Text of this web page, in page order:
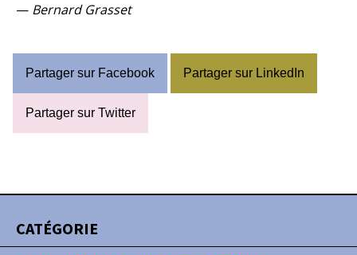
CATÉGORIE
— Bernard Grasset
Partager sur Facebook Partager sur LinkedIn
Partager sur Twitter